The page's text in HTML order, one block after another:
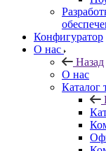
Конфигуратор
О нас
Назад
О нас
Каталог